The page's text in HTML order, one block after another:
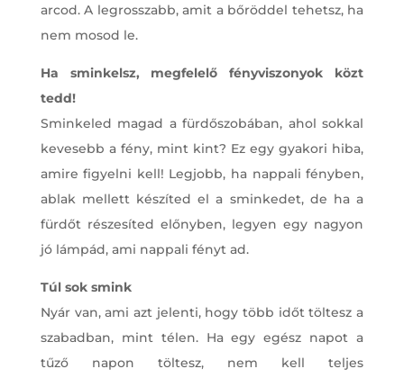
arcod. A legrosszabb, amit a bőröddel tehetsz, ha
nem mosod le.
Ha sminkelsz, megfelelő fényviszonyok közt
tedd!
Sminkeled magad a fürdőszobában, ahol sokkal
kevesebb a fény, mint kint? Ez egy gyakori hiba,
amire figyelni kell! Legjobb, ha nappali fényben,
ablak mellett készíted el a sminkedet, de ha a
fürdőt részesíted előnyben, legyen egy nagyon
jó lámpád, ami nappali fényt ad.
Túl sok smink
Nyár van, ami azt jelenti, hogy több időt töltesz a
szabadban, mint télen. Ha egy egész napot a
tűző napon töltesz, nem kell teljes